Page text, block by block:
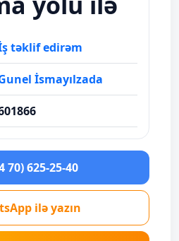
təklif edirəm
İsmayılzada
70) 625-25-40
ilə yazın